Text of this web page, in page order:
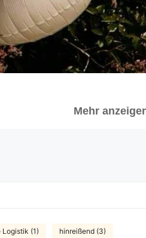
Mehr
(1) hinreißend (3)